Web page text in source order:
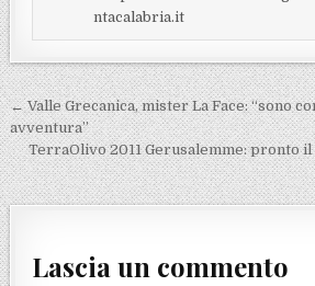
ntacalabria.it
Navigazione articoli
← Valle Grecanica, mister La Face: “sono
avventura”
TerraOlivo 2011 Gerusalemme: pronto
Lascia un commento